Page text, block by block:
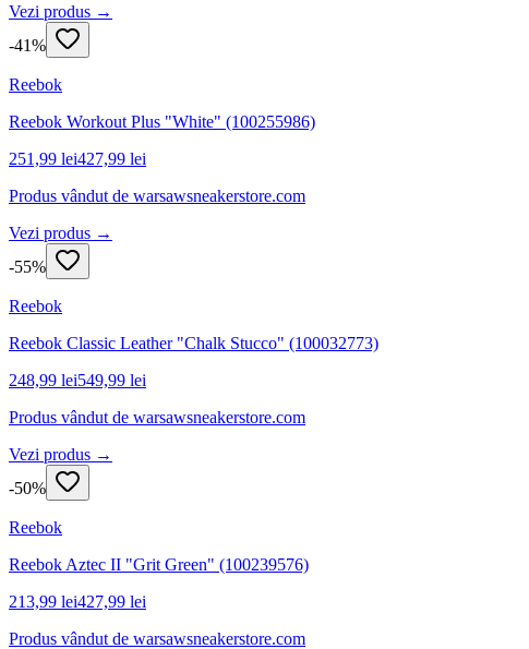
Vezi produs →
-41%
Reebok
Reebok Workout Plus "White" (100255986)
251,99 lei427,99 lei
Produs vândut de warsawsneakerstore.com
Vezi produs →
-55%
Reebok
Reebok Classic Leather "Chalk Stucco" (100032773)
248,99 lei549,99 lei
Produs vândut de warsawsneakerstore.com
Vezi produs →
-50%
Reebok
Reebok Aztec II "Grit Green" (100239576)
213,99 lei427,99 lei
Produs vândut de warsawsneakerstore.com